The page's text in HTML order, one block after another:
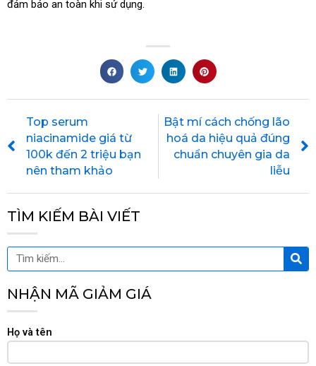
đảm bảo an toàn khi sử dụng.
Prev
Top serum
niacinamide giá từ
100k đến 2 triệu bạn
nên tham khảo
Bật mí cách chống lão
hoá da hiệu quả đúng
chuẩn chuyên gia da
liễu
TÌM KIẾM BÀI VIẾT
Tìm
kiếm
Tìm
NHẬN MÃ GIẢM GIÁ
Họ và tên